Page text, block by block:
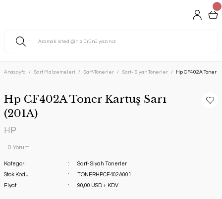
Anasayfa Sarf Malzemeleri Sarf-Tonerler Sarf- Siyah Tonerler Hp CF402A Toner
Hp CF402A Toner Kartuş Sarı
(201A)
HP
0 Yorum
Kategori
Sarf- Siyah Tonerler
Stok Kodu
TONERHPCF402A001
Fiyat
90,00 USD + KDV